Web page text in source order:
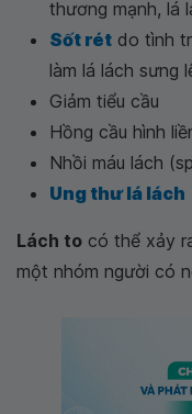
thương mạnh, lá
Sốt rét do tình
làm lá lách sưng
Giảm tiểu cầu
Hồng cầu hình
Nhồi máu lách
Ung thư lá lách
Lách to có thể xảy
một nhóm người có